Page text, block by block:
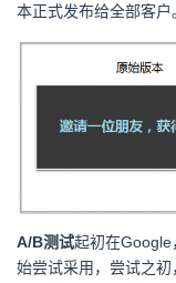
本正式发布给全部客户
A/B测试起初在
始尝试采用，尝试之